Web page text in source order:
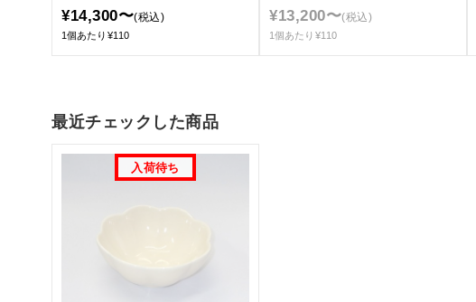
¥14,300〜(税込)
1個あたり¥110
¥13,200〜(税込)
1個あたり¥110
最近チェックした商品